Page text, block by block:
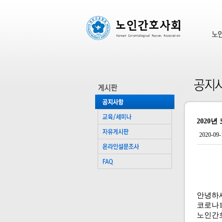
2020년
2020-
안녕하
코로나
노인간